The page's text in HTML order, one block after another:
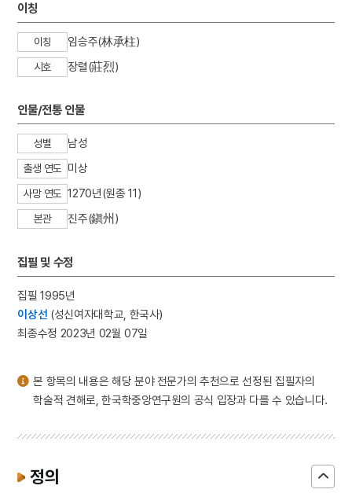
10 십일면 관음보살상
1 금성대군
2 나의 침실로
4
5 사주단자
6 설
7 설빔
8
세배
이칭
이칭 임승주(林承柱)
시호 장렬(莊烈)
인물/전통 인물
성별 남성
출생 연도 미상
사망 연도 1270년(원종 11)
본관 진주(鎭州)
집필 및 수정
집필 1995년
이상선 (성신여자대학교, 한국사)
최종수정 2023년 02월 07일
본 항목의 내용은 해당 분야 전문가의 추천으로 선정된 집필자의
학술적 견해로, 한국학중앙연구원의 공식 입장과 다를 수 있습니다.
정의